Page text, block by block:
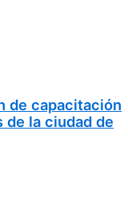
de capacitación
la ciudad de